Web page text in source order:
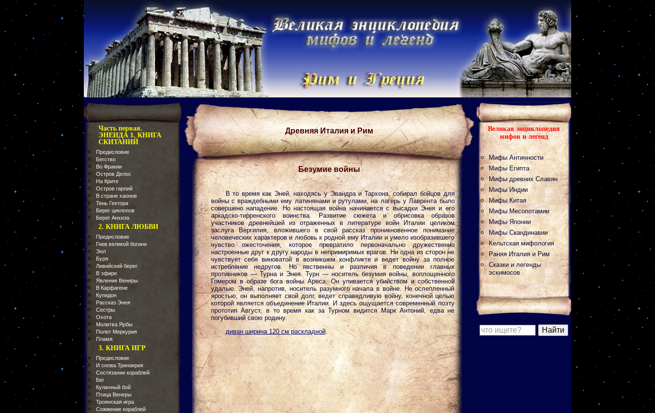
Часть первая.
ЭНЕИДА 1. КНИГА
СКИТАНИЙ
Предисловие
Бегство
Во Фракии
Остров Делос
На Крите
Остров гарпий
В стране хаонов
Тень Гектора
Берег циклопов
Берег Анхиза
2. КНИГА ЛЮБВИ
Предисловие
Гнев великой богини
Эол
Буря
Ливийский берег
В эфире
Явление Венеры
В Карфагене
Купидон
Рассказ Энея
Сестры
Охота
Молитва Ярбы
Полет Меркурия
Пламя
3. КНИГА ИГР
Предисловие
И снова Тринакрия
Состязание кораблей
Бег
Кулачный бой
Птица Венеры
Троянская игра
Сожжение кораблей
Древняя Италия и Рим
Безумие войны
В то время как Эней, находясь у Эвандра и Тархона, собирал бойцов для
войны с враждебными ему латинянами и рутулами, на лагерь у Лаврента было
совершено нападение. Но настоящая война начинается с высадки Энея и его
аркадско-тирренского воинства. Развитие сюжета и обрисовка образов
участников древнейшей из отраженных в литературе войн Италии целиком
заслуга Вергилия, вложившего в свой рассказ проникновенное понимание
человеческих характеров и любовь к родной ему Италии и умело изобразившего
чувство ожесточения, которое превратило первоначально дружественно
настроенные друг к другу народы в непримиримых врагов. Ни одна из сторон не
чувствует себя виноватой в возникшем конфликте и ведет войну за полное
истребление недругов. Но явственны и различия в поведении главных
противников — Турна и Энея. Турн — носитель безумия войны, воплощенного
Гомером в образе бога войны Ареса. Он упивается убийством и собственной
удалью. Эней, напротив, носитель разумного начала в войне. Не ослепленный
яростью, он выполняет свой долг, ведет справедливую войну, конечной целью
которой является объединение Италии. И здесь ощущается современный поэту
прототип Август, в то время как за Турном видится Марк Антоний, едва не
погубивший свою родину.
диван ширина 120 см раскладной.
Великая энциклопедия
мифов и легенд
Мифы Античности
Мифы Египта
Мифы древних Славян
Мифы Индии
Мифы Китая
Мифы Месопотамии
Мифы Японии
Мифы Скандинавии
Кельтская мифология
Раняя Италия и Рим
Сказки и легенды
эскимосов